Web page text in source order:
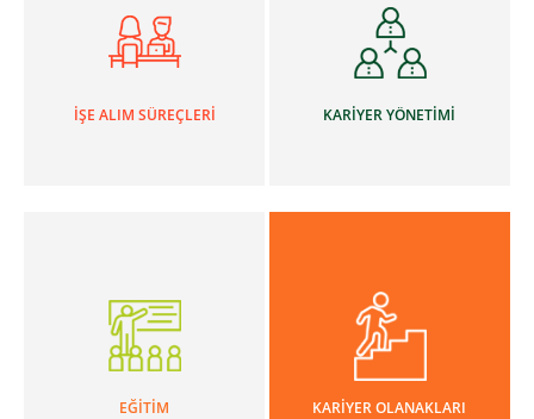
İŞE ALIM SÜREÇLERİ KARİYER YÖNETİMİ
EĞİTİM KARİYER OLANAKLARI